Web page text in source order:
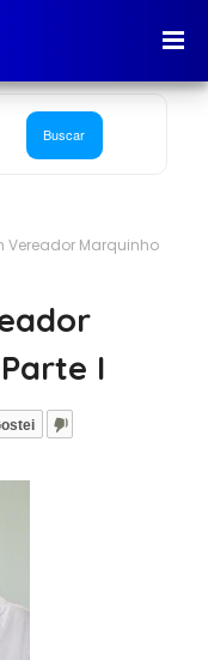
Vereador Marquinho
I